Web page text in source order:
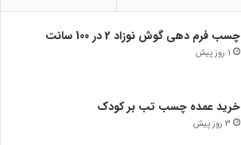
چسب فرم دهی گوش نوزاد 2 در 100 سانت
1 روز پیش
خرید عمده چسب تب بر کودک
3 روز پیش